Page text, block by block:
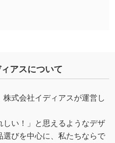
範囲よりも小さい場
入れたい／QRコード
ば、QRコードを生成
談にも応じています。
アスについて
株式会社イディアスが運営し
い！」と思えるようなデザ
びを中心に、私たちならで